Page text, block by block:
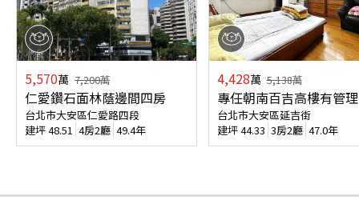
5,570萬 7,200萬
仁愛鑽石面林蔭邊間四房
台北市大安區仁愛路四段
建坪48.51 4房2廳 49.4年
4,428萬 5,138萬
專任朝南百吉高樓有管理
台北市大安區延吉街
建坪44.33 3房2廳 47.0年